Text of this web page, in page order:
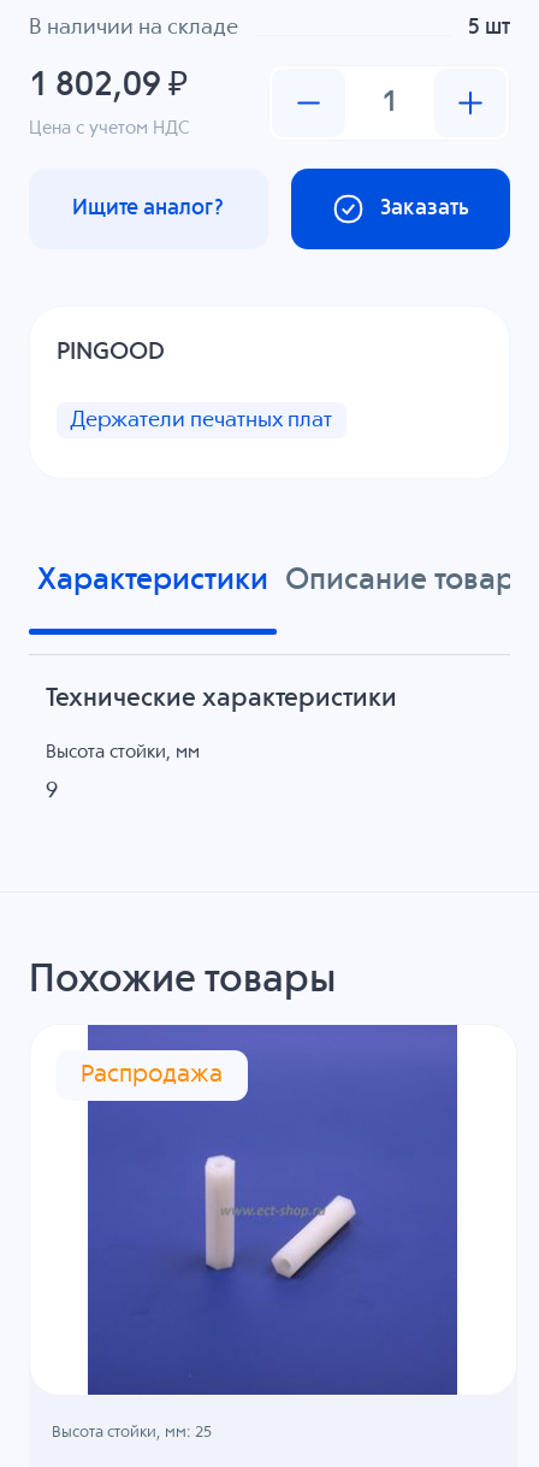
В наличии на складе 5 шт
1 802,09 ₽
Цена с учетом НДС
Заказать
Ищите аналог?
PINGOOD
Держатели печатных плат
Характеристики Описание товара
Технические характеристики
Высота стойки, мм
9
Похожие товары
Распродажа
Высота стойки, мм: 25